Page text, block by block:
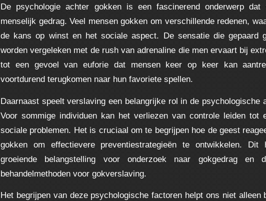
De psychologie achter gokken is een fascinerend onderwerp
menselijk gedrag. Veel mensen gokken om verschillende redenen,
de kans op winst en het sociale aspect. De sensatie die gepaard
worden vergeleken met de rush van adrenaline die men ervaart bij
tot een gevoel van euforie dat mensen keer op keer kan
voortdurend terugkomen naar hun favoriete spellen.
Daarnaast speelt verslaving een belangrijke rol in de psychologische
Voor sommige individuen kan het verliezen van controle leiden tot
sociale problemen. Het is cruciaal om te begrijpen hoe de geest
gokken om effectievere preventiestrategieën te ontwikkelen.
groeiende belangstelling voor onderzoek naar gokgedrag en
behandelmethoden voor gokverslaving.
Het begrijpen van deze psychologische factoren helpt ons niet alleen